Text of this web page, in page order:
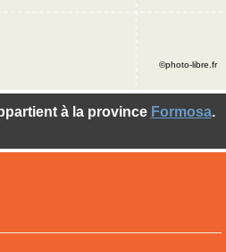
à la province Formosa.
©photo-libre.fr